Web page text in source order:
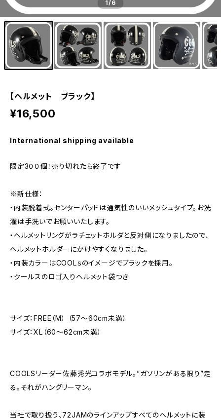
1/6
【ヘルメット ブラック】
¥16,500
International shipping available
限定3００個！売り切れたら終了です
※新仕様：
・内装脱着式。センターパッドは通気性のいいメッシュタイプ。お洗
濯は手洗いでお願いいたします。
・ヘルメットリングがラチェットホルダと反対側になりましたので、
ヘルメットホルダーにかけやすくなりました。
・内装カラーはCOOLｓのイメージでブラックを採用。
・クールスのロゴ入りヘルメット袋つき
サイズ：FREE（M） （57～60cm未満）
サイズ：XL（60～62cm未満）
COOLSリーダー佐藤秀光コラボモデル。”ガソリンがある限り”走
る。それがハングリーマン。
当社で取り扱う、72JAMのラインアップすべてのヘルメットに装